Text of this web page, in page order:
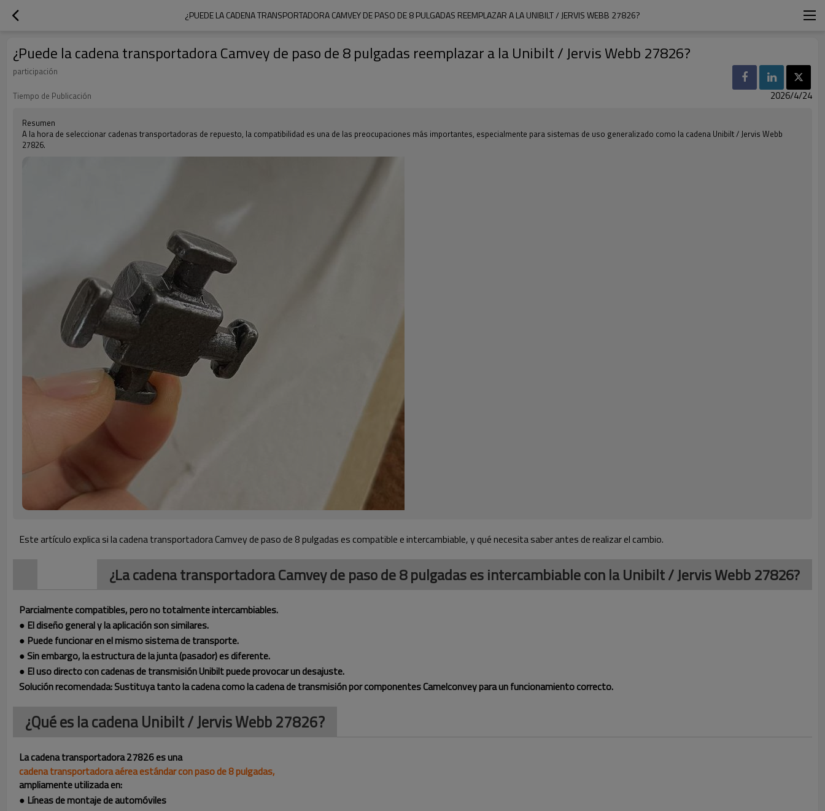
¿PUEDE LA CADENA TRANSPORTADORA CAMVEY DE PASO DE 8 PULGADAS REEMPLAZAR A LA UNIBILT / JERVIS WEBB 27826?
¿Puede la cadena transportadora Camvey de paso de 8 pulgadas reemplazar a la Unibilt / Jervis Webb 27826?
participación
Tiempo de Publicación
2026/4/24
Resumen
A la hora de seleccionar cadenas transportadoras de repuesto, la compatibilidad es una de las preocupaciones más importantes, especialmente para sistemas de uso generalizado como la cadena Unibilt / Jervis Webb
27826.
Este artículo explica si la cadena transportadora Camvey de paso de 8 pulgadas es compatible e intercambiable, y qué necesita saber antes de realizar el cambio.
¿La cadena transportadora Camvey de paso de 8 pulgadas es intercambiable con la Unibilt / Jervis Webb 27826?
Parcialmente compatibles, pero no totalmente intercambiables.
● El diseño general y la aplicación son similares.
● Puede funcionar en el mismo sistema de transporte.
● Sin embargo, la estructura de la junta (pasador) es diferente.
● El uso directo con cadenas de transmisión Unibilt puede provocar un desajuste.
Solución recomendada: Sustituya tanto la cadena como la cadena de transmisión por componentes Camelconvey para un funcionamiento correcto.
¿Qué es la cadena Unibilt / Jervis Webb 27826?
La cadena transportadora 27826 es una
cadena transportadora aérea estándar con paso de 8 pulgadas,
ampliamente utilizada en:
● Líneas de montaje de automóviles